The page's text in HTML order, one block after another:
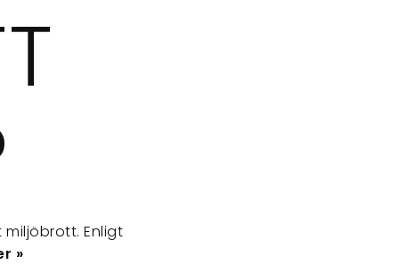
miljöbrott. Enligt
»